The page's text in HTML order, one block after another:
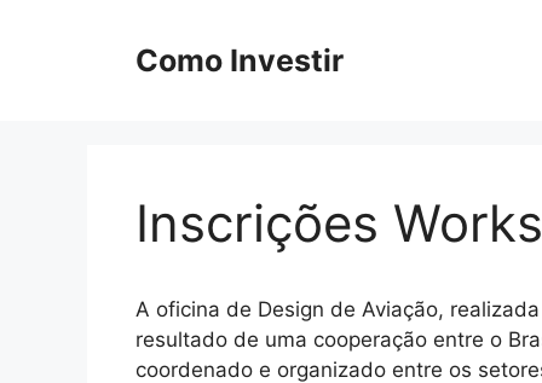
Como Investir
Inscrições
A oficina de Design de Aviação,
resultado de uma cooperação entre o
coordenado e organizado entre os